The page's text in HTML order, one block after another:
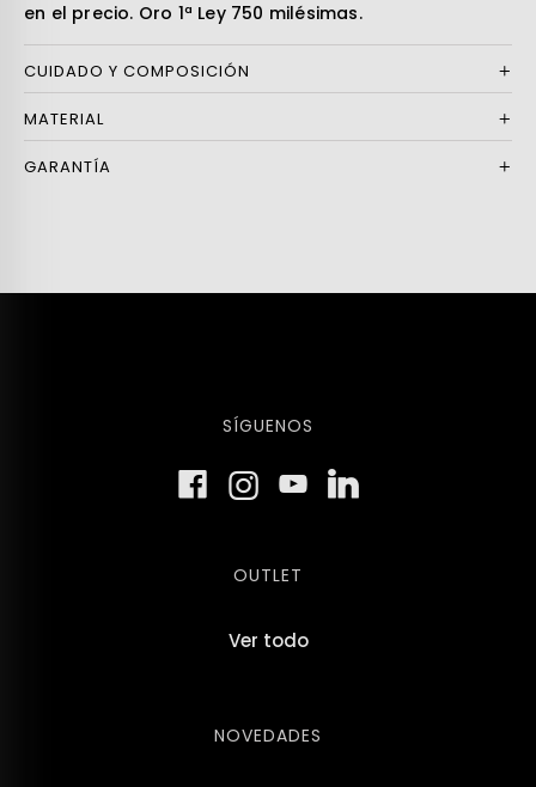
en el precio. Oro 1ª Ley 750 milésimas.
CUIDADO Y COMPOSICIÓN
MATERIAL
GARANTÍA
SÍGUENOS
OUTLET
Ver todo
NOVEDADES